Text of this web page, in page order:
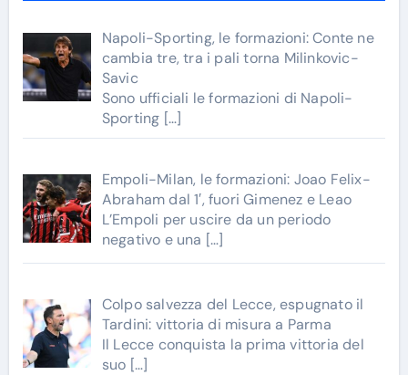
Napoli-Sporting, le formazioni: Conte ne
cambia tre, tra i pali torna Milinkovic-
Savic
Sono ufficiali le formazioni di Napoli-
Sporting […]
Empoli-Milan, le formazioni: Joao Felix-
Abraham dal 1′, fuori Gimenez e Leao
L’Empoli per uscire da un periodo
negativo e una […]
Colpo salvezza del Lecce, espugnato il
Tardini: vittoria di misura a Parma
Il Lecce conquista la prima vittoria del
suo […]